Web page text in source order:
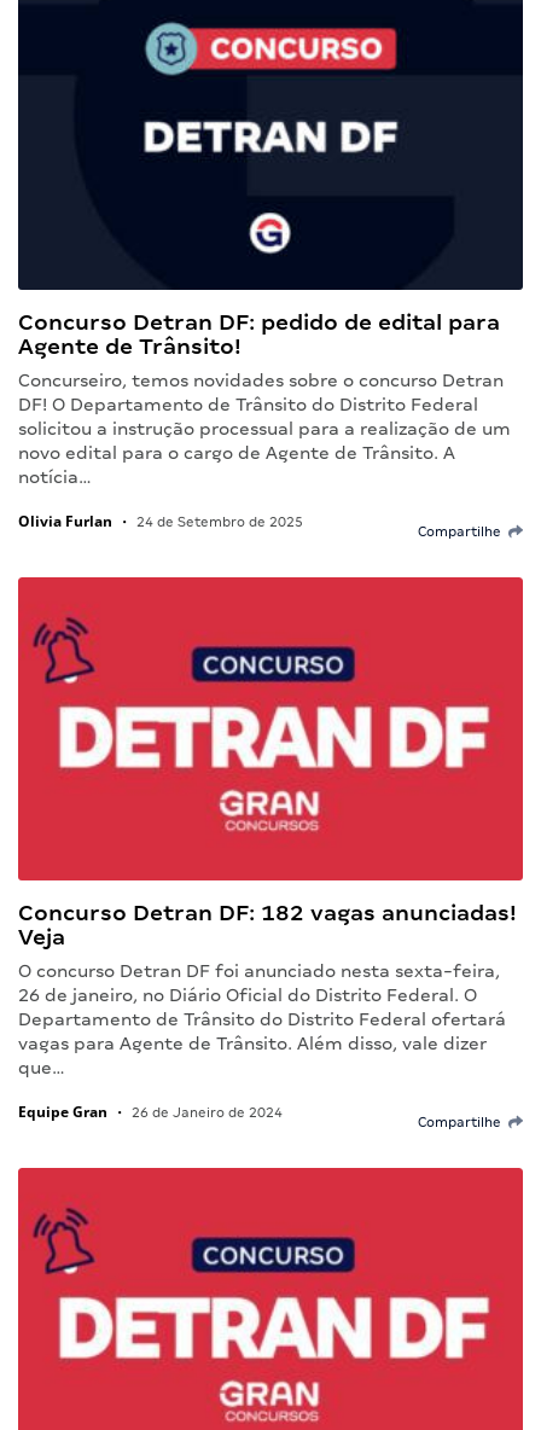
Concurso Detran DF: pedido de edital para
Agente de Trânsito!
Concurseiro, temos novidades sobre o concurso Detran
DF! O Departamento de Trânsito do Distrito Federal
solicitou a instrução processual para a realização de um
novo edital para o cargo de Agente de Trânsito. A
notícia…
Olivia Furlan • 24 de Setembro de 2025
Compartilhe
Concurso Detran DF: 182 vagas anunciadas!
Veja
O concurso Detran DF foi anunciado nesta sexta-feira,
26 de janeiro, no Diário Oficial do Distrito Federal. O
Departamento de Trânsito do Distrito Federal ofertará
vagas para Agente de Trânsito. Além disso, vale dizer
que…
Equipe Gran • 26 de Janeiro de 2024
Compartilhe